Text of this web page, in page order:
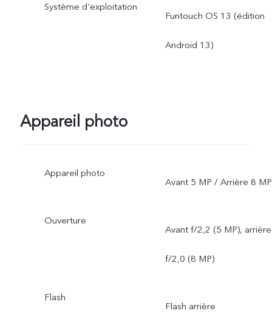
Système d'exploitation
Funtouch OS 13 (édition
Android 13)
Appareil photo
Appareil photo
Avant 5 MP / Arrière 8 MP
Ouverture
Avant f/2,2 (5 MP), arrière
f/2,0 (8 MP)
Flash
Flash arrière